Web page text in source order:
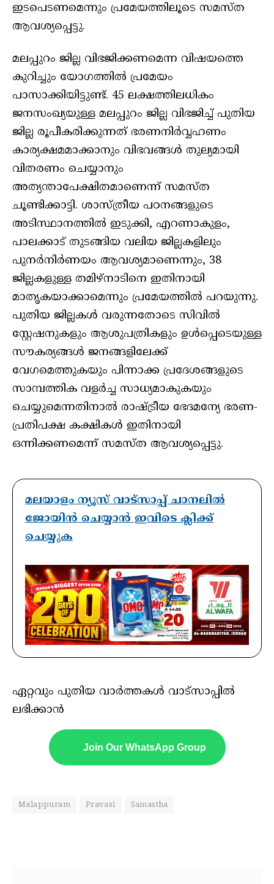
ഇടപെടണമെന്നും പ്രമേയത്തിലൂടെ സമസ്ത
ആവശ്യപ്പെട്ടു.
മലപ്പുറം ജില്ല വിഭജിക്കണമെന്ന വിഷയത്തെ
കുറിച്ചും യോഗത്തിൽ പ്രമേയം
പാസാക്കിയിട്ടുണ്ട്. 45 ലക്ഷത്തിലധികം
ജനസംഖ്യയുള്ള മലപ്പുറം ജില്ല വിഭജിച്ച് പുതിയ
ജില്ല രൂപീകരിക്കുന്നത് ഭരണനിർവ്വഹണം
കാര്യക്ഷമമാക്കാനും വിഭവങ്ങൾ തുല്യമായി
വിതരണം ചെയ്യാനും
അത്യന്താപേക്ഷിതമാണെന്ന് സമസ്ത
ചൂണ്ടിക്കാട്ടി. ശാസ്ത്രീയ പഠനങ്ങളുടെ
അടിസ്ഥാനത്തിൽ ഇടുക്കി, എറണാകുളം,
പാലക്കാട് തുടങ്ങിയ വലിയ ജില്ലകളിലും
പുനർനിർണയം ആവശ്യമാണെന്നും, 38
ജില്ലകളുള്ള തമിഴ്നാടിനെ ഇതിനായി
മാതൃകയാക്കാമെന്നും പ്രമേയത്തിൽ പറയുന്നു.
പുതിയ ജില്ലകൾ വരുന്നതോടെ സിവിൽ
സ്റ്റേഷനുകളും ആശുപത്രികളും ഉൾപ്പെടെയുള്ള
സൗകര്യങ്ങൾ ജനങ്ങളിലേക്ക്
വേഗമെത്തുകയും പിന്നാക്ക പ്രദേശങ്ങളുടെ
സാമ്പത്തിക വളർച്ച സാധ്യമാകുകയും
ചെയ്യുമെന്നതിനാൽ രാഷ്ട്രീയ ഭേദമന്യേ ഭരണ-
പ്രതിപക്ഷ കക്ഷികൾ ഇതിനായി
ഒന്നിക്കണമെന്ന് സമസ്ത ആവശ്യപ്പെട്ടു.
മലയാളം ന്യൂസ് വാട്സാപ്പ് ചാനലിൽ
ജോയിൻ ചെയ്യാൻ ഇവിടെ ക്ലിക്ക്
ചെയ്യുക
ഏറ്റവും പുതിയ വാർത്തകൾ വാട്സാപ്പിൽ
ലഭിക്കാൻ
Join Our WhatsApp Group
Malappuram Pravasi Samastha